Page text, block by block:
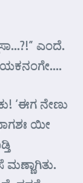
ಎಂದೆ.
‘ಈಗ ನೇಣು
ಯೀ